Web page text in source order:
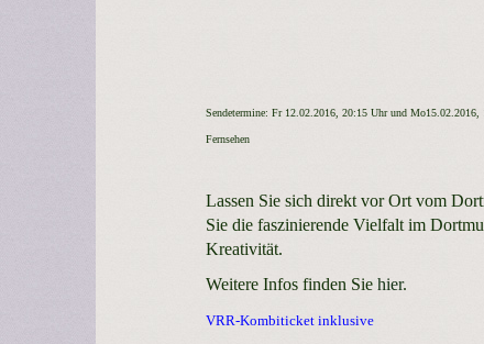
Sendetermine: Fr 12.02.2016, 20:15 Uhr und
Fernsehen
Lassen Sie sich direkt vor Ort vom
Sie die faszinierende Vielfalt im
Kreativität.
Weitere Infos finden Sie hier.
VRR-Kombiticket inklusive